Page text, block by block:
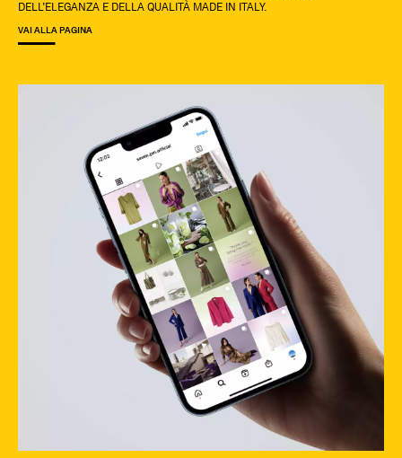
DELL’ELEGANZA E DELLA QUALITÀ MADE IN ITALY.
VAI ALLA PAGINA